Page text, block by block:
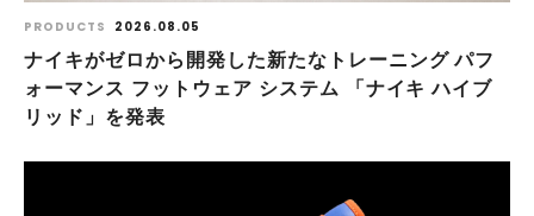
PRODUCTS 2026.08.05
ナイキがゼロから開発した新たなトレーニング パフ
ォーマンス フットウェア システム 「ナイキ ハイブ
リッド」を発表